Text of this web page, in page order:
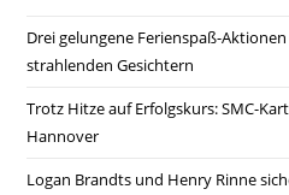
Drei gelungene Ferienspaß-
strahlenden Gesichtern
Trotz Hitze auf Erfolgskurs: SMC-
Hannover
Logan Brandts und Henry Rinne